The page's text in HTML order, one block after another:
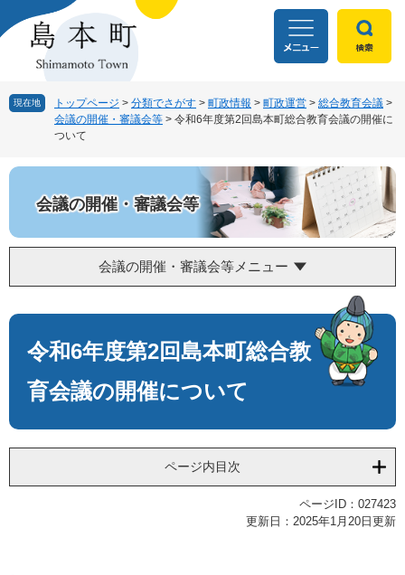
ー
ニ
現在地 トップページ > 分類でさがす > 町政情報 > 町政運営 > 総合教育会議 >
会議の開催・審議会等 > 令和6年度第2回島本町総合教育会議の開催に
ついて
会議の開催・審議会等
会議の開催・審議会等メニュー
文
令和6年度第2回島本町総合教
育会議の開催について
ページ内目次
ページID：027423
更新日：2025年1月20日更新